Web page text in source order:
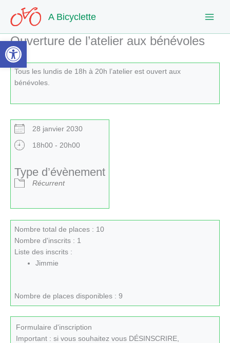
Ouvrir la barre d’outils
contenu
A Bicyclette
Ouverture de l’atelier aux bénévoles
Tous les lundis de 18h à 20h l’atelier est ouvert aux
bénévoles.
28 janvier 2030
18h00 - 20h00
Type d’évènement
Récurrent
Nombre total de places : 10
Nombre d'inscrits : 1
Liste des inscrits :
Jimmie
Nombre de places disponibles : 9
Formulaire d'inscription
Important : si vous souhaitez vous DÉSINSCRIRE,